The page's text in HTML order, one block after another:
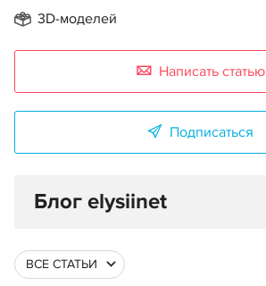
3D-моделей
Написать статью
Подписаться
Блог elysiinet
ВСЕ СТАТЬИ